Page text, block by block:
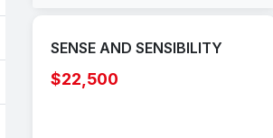
SENSE AND SENSIBILITY
$22,500